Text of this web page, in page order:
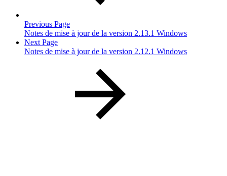
Previous Page
Notes de mise à jour de la version 2.13.1 Windows
Next Page
Notes de mise à jour de la version 2.12.1 Windows